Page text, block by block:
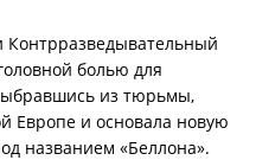
Контрразведывательный
болью для
из тюрьмы,
Европе и основала новую
названием «Беллона».